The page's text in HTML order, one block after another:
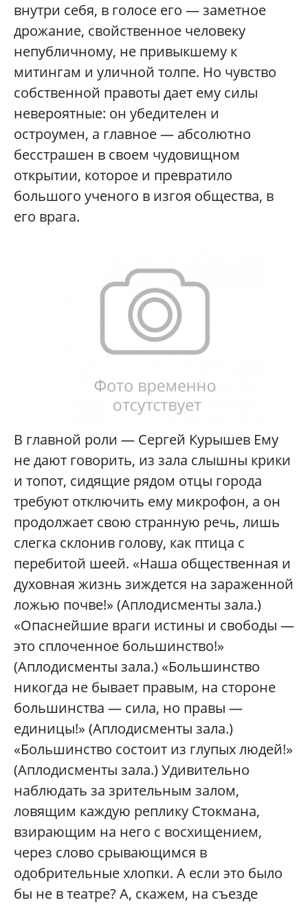
внутри себя, в голосе его — заметное
дрожание, свойственное человеку
непубличному, не привыкшему к
митингам и уличной толпе. Но чувство
собственной правоты дает ему силы
невероятные: он убедителен и
остроумен, а главное — абсолютно
бесстрашен в своем чудовищном
открытии, которое и превратило
большого ученого в изгоя общества, в
его врага.
В главной роли — Сергей Курышев Ему
не дают говорить, из зала слышны крики
и топот, сидящие рядом отцы города
требуют отключить ему микрофон, а он
продолжает свою странную речь, лишь
слегка склонив голову, как птица с
перебитой шеей. «Наша общественная и
духовная жизнь зиждется на зараженной
ложью почве!» (Аплодисменты зала.)
«Опаснейшие враги истины и свободы —
это сплоченное большинство!»
(Аплодисменты зала.) «Большинство
никогда не бывает правым, на стороне
большинства — сила, но правы —
единицы!» (Аплодисменты зала.)
«Большинство состоит из глупых людей!»
(Аплодисменты зала.) Удивительно
наблюдать за зрительным залом,
ловящим каждую реплику Стокмана,
взирающим на него с восхищением,
через слово срывающимся в
одобрительные хлопки. А если это было
бы не в театре? А, скажем, на съезде